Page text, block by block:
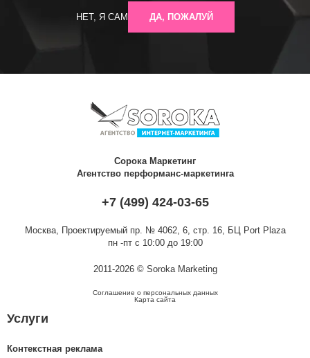
НЕТ, Я САМ ДА, ПОЖАЛУЙ
Сорока Маркетинг
Агентство перформанс-маркетинга
+7 (499) 424-03-65
Москва, Проектируемый пр. № 4062, 6, стр. 16, БЦ Port Plaza
пн -пт с 10:00 до 19:00
2011-2026 © Soroka Marketing
Соглашение о персональных данных
Карта сайта
Услуги
Контекстная реклама